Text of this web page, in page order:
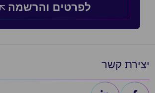
לפרטים והרשמה
יצירת קשר